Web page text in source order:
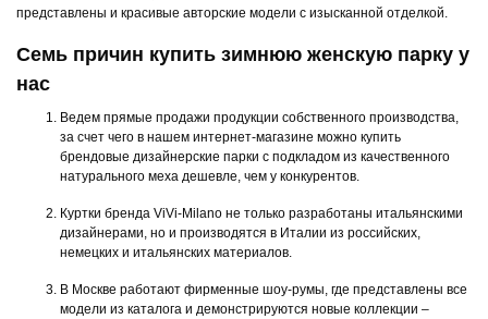
представлены и красивые авторские модели с изысканной отделкой.
Семь причин купить зимнюю женскую парку у
нас
Ведем прямые продажи продукции собственного производства,
за счет чего в нашем интернет-магазине можно купить
брендовые дизайнерские парки с подкладом из качественного
натурального меха дешевле, чем у конкурентов.
Куртки бренда ViVi-Milano не только разработаны итальянскими
дизайнерами, но и производятся в Италии из российских,
немецких и итальянских материалов.
В Москве работают фирменные шоу-румы, где представлены все
модели из каталога и демонстрируются новые коллекции –